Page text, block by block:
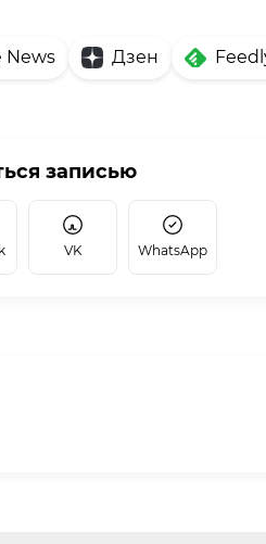
News Дзен
записью
VK WhatsApp